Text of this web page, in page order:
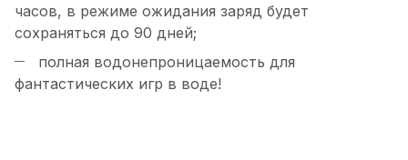
часов, в режиме ожидания заряд будет
сохраняться до 90 дней;
полная водонепроницаемость для
фантастических игр в воде!